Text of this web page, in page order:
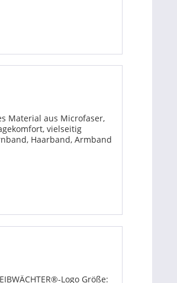
Material aus Microfaser,
vielseitig
Haarband, Armband
Logo Größe: